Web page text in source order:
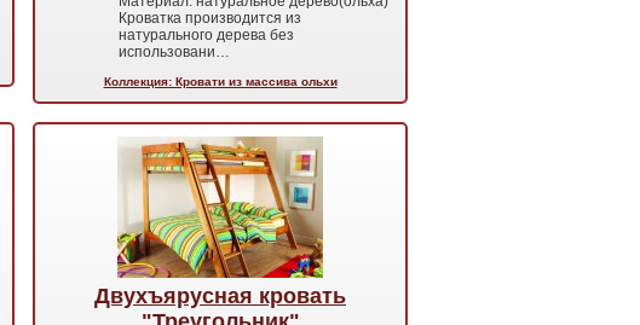
Кроватка производится из
натурального дерева без
использовани…
Коллекция: Кровати из массива ольхи
Двухъярусная кровать